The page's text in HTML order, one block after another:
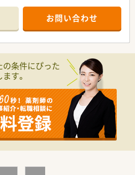
社保加入対象です。しっかり働きたい方
修制度も整っています。
歩10分のアクセスです。
科、消化器内科、循環器内科、神経内科、
形外科、泌尿器科、婦人科、耳鼻咽喉科、放射
しています。
55枚程度、多科目処方にふれ、スキルア
です！
お問い合わせ
条件にぴった
す。